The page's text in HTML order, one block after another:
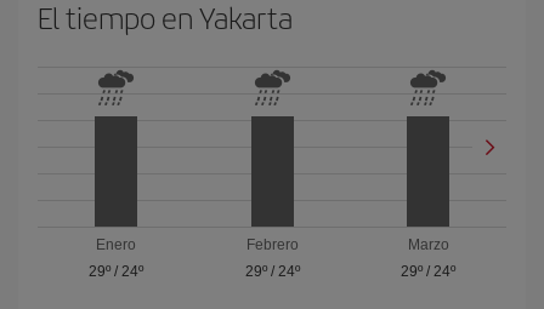
El tiempo en Yakarta
Enero
29º/ 24º
Febrero
29º/ 24º
Marzo
29º / 24º